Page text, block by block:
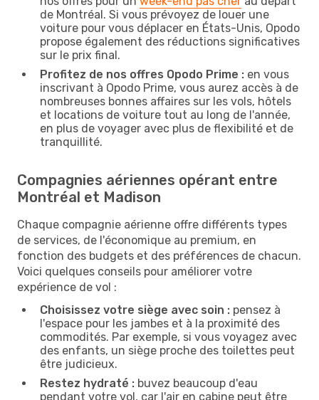
de Montréal. Si vous prévoyez de louer une
voiture pour vous déplacer en États-Unis, Opodo
propose également des réductions significatives
sur le prix final.
Profitez de nos offres Opodo Prime : en vous
inscrivant à Opodo Prime, vous aurez accès à de
nombreuses bonnes affaires sur les vols, hôtels
et locations de voiture tout au long de l'année,
en plus de voyager avec plus de flexibilité et de
tranquillité.
Compagnies aériennes opérant entre
Montréal et Madison
Chaque compagnie aérienne offre différents types
de services, de l'économique au premium, en
fonction des budgets et des préférences de chacun.
Voici quelques conseils pour améliorer votre
expérience de vol :
Choisissez votre siège avec soin : pensez à
l'espace pour les jambes et à la proximité des
commodités. Par exemple, si vous voyagez avec
des enfants, un siège proche des toilettes peut
être judicieux.
Restez hydraté : buvez beaucoup d'eau
pendant votre vol, car l'air en cabine peut être